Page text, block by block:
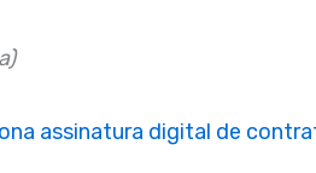
assinatura digital de